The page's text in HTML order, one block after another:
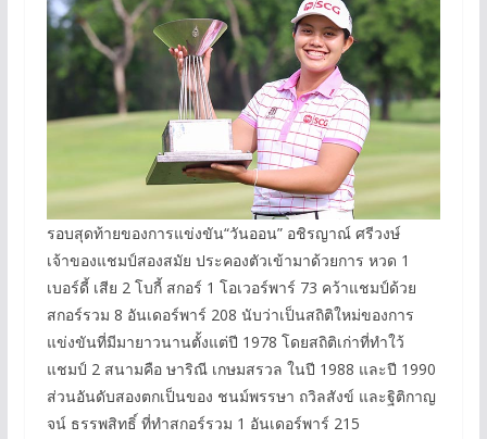
รอบสุดท้ายของการแข่งขัน“วันออน” อชิรญาณ์ ศรีวงษ์
เจ้าของแชมป์สองสมัย ประคองตัวเข้ามาด้วยการ หวด 1
เบอร์ดี้ เสีย 2 โบกี้ สกอร์ 1 โอเวอร์พาร์ 73 คว้าแชมป์ด้วย
สกอร์รวม 8 อันเดอร์พาร์ 208 นับว่าเป็นสถิติใหม่ของการ
แข่งขันที่มีมายาวนานตั้งแต่ปี 1978 โดยสถิติเก่าที่ทำใว้
แชมป์ 2 สนามคือ ษาริณี เกษมสรวล ในปี 1988 และปี 1990
ส่วนอันดับสองตกเป็นของ ชนม์พรรษา ถวิลสังข์ และฐิติกาญ
จน์ ธรรพสิทธิ์ ที่ทำสกอร์รวม 1 อันเดอร์พาร์ 215